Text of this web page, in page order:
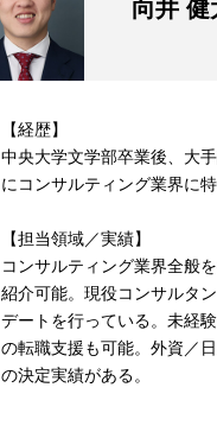
向井 健
【経歴】
中央大学文学部卒業後、大
にコンサルティング業界に
【担当領域／実績】
コンサルティング業界全般
紹介可能。現役コンサルタ
デートを行っている。未経
の転職支援も可能。外資／
の決定実績がある。